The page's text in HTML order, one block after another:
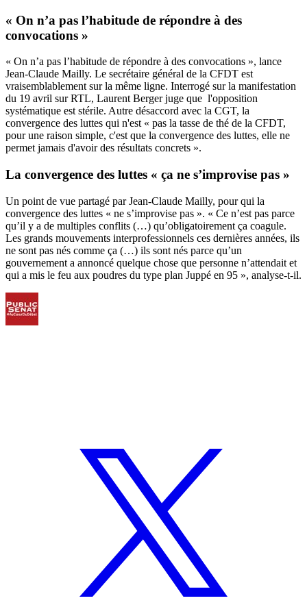
« On n’a pas l’habitude de répondre à des
convocations »
« On n’a pas l’habitude de répondre à des convocations », lance
Jean-Claude Mailly. Le secrétaire général de la CFDT est
vraisemblablement sur la même ligne. Interrogé sur la manifestation
du 19 avril sur RTL, Laurent Berger juge que l'opposition
systématique est stérile. Autre désaccord avec la CGT, la
convergence des luttes qui n'est « pas la tasse de thé de la CFDT,
pour une raison simple, c'est que la convergence des luttes, elle ne
permet jamais d'avoir des résultats concrets ».
La convergence des luttes « ça ne s’improvise pas »
Un point de vue partagé par Jean-Claude Mailly, pour qui la
convergence des luttes « ne s’improvise pas ». « Ce n’est pas parce
qu’il y a de multiples conflits (…) qu’obligatoirement ça coagule.
Les grands mouvements interprofessionnels ces dernières années, ils
ne sont pas nés comme ça (…) ils sont nés parce qu’un
gouvernement a annoncé quelque chose que personne n’attendait et
qui a mis le feu aux poudres du type plan Juppé en 95 », analyse-t-il.